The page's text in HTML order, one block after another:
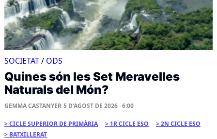
SOCIETAT/ ODS
Quines són les Set Meravelles
Naturals del Món?
GEMMA CASTANYER 5 D'AGOST DE 2026 · 6:00
CICLE SUPERIOR DE PRIMÀRIA 1R CICLE ESO
2N CICLE ESO
BATXILLERAT